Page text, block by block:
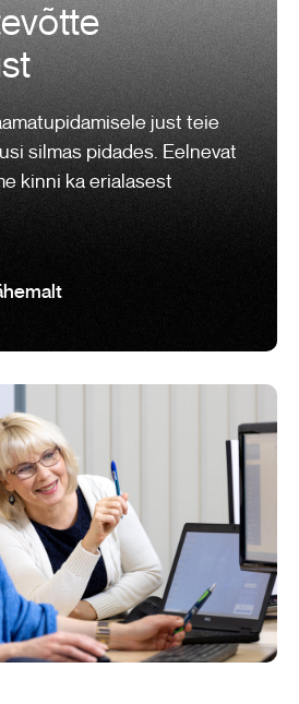
just teie
silmas pidades. Eelnevat
kinni ka erialasest